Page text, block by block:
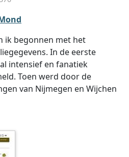
ik begonnen met het
In de eerste
intensief en fanatiek
Toen werd door de
van Nijmegen en Wijchen